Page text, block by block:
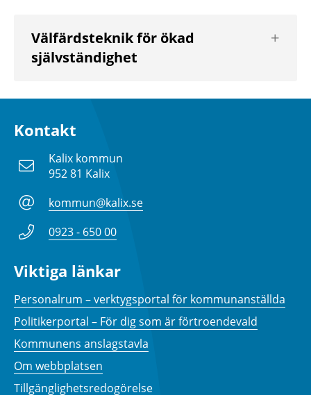
Välfärdsteknik för ökad
självständighet
nästa
Kontakt
Kalix kommun
952 81 Kalix
kommun@kalix.se
0923 - 650 00
Viktiga länkar
Personalrum – verktygsportal för kommunanställda
Politikerportal – För dig som är förtroendevald
Kommunens anslagstavla
Om webbplatsen
Tillgänglighetsredogörelse